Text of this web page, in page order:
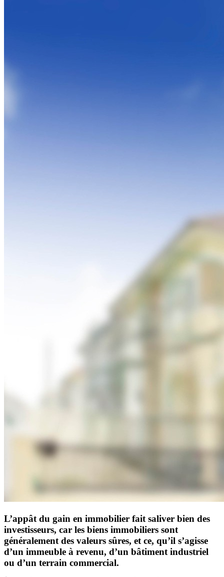
L’appât du gain en immobilier fait saliver bien des
investisseurs, car les biens immobiliers sont
généralement des valeurs sûres, et ce, qu’il s’agisse
d’un immeuble à revenu, d’un bâtiment industriel
ou d’un terrain commercial.